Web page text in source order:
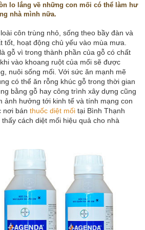
lo lắng về những con mối có thể làm hư
nhà mình nữa.
côn trùng nhỏ, sống theo bầy đàn và
tốt, hoạt động chủ yếu vào mùa mưa.
gỗ vì trong thành phần của gỗ có chất
vào khoang ruột của mối sẽ được
nuôi sống mối. Với sức ăn mạnh mẽ
có thể ăn rỗng khúc gỗ trong thời gian
bằng gỗ hay công trình xây dựng cũng
ảnh hưởng tới kinh tế và tính mạng con
nơi bán thuốc diệt mốitại Bình Thạnh
cách diệt mối hiệu quả cho nhà